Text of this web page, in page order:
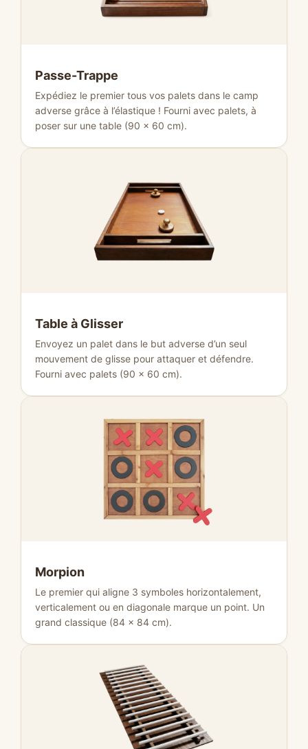
Passe-Trappe
Expédiez le premier tous vos palets dans le camp
adverse grâce à l’élastique ! Fourni avec palets, à
poser sur une table (90 × 60 cm).
Table à Glisser
Envoyez un palet dans le but adverse d’un seul
mouvement de glisse pour attaquer et défendre.
Fourni avec palets (90 × 60 cm).
Morpion
Le premier qui aligne 3 symboles horizontalement,
verticalement ou en diagonale marque un point. Un
grand classique (84 × 84 cm).